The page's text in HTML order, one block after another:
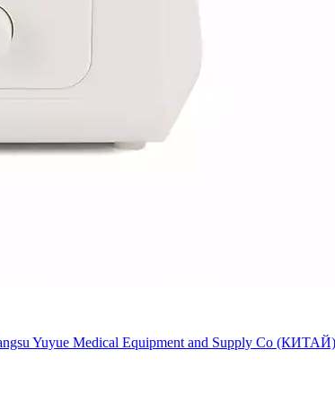
Yuyue Medical Equipment and Supply Co (КИТАЙ)